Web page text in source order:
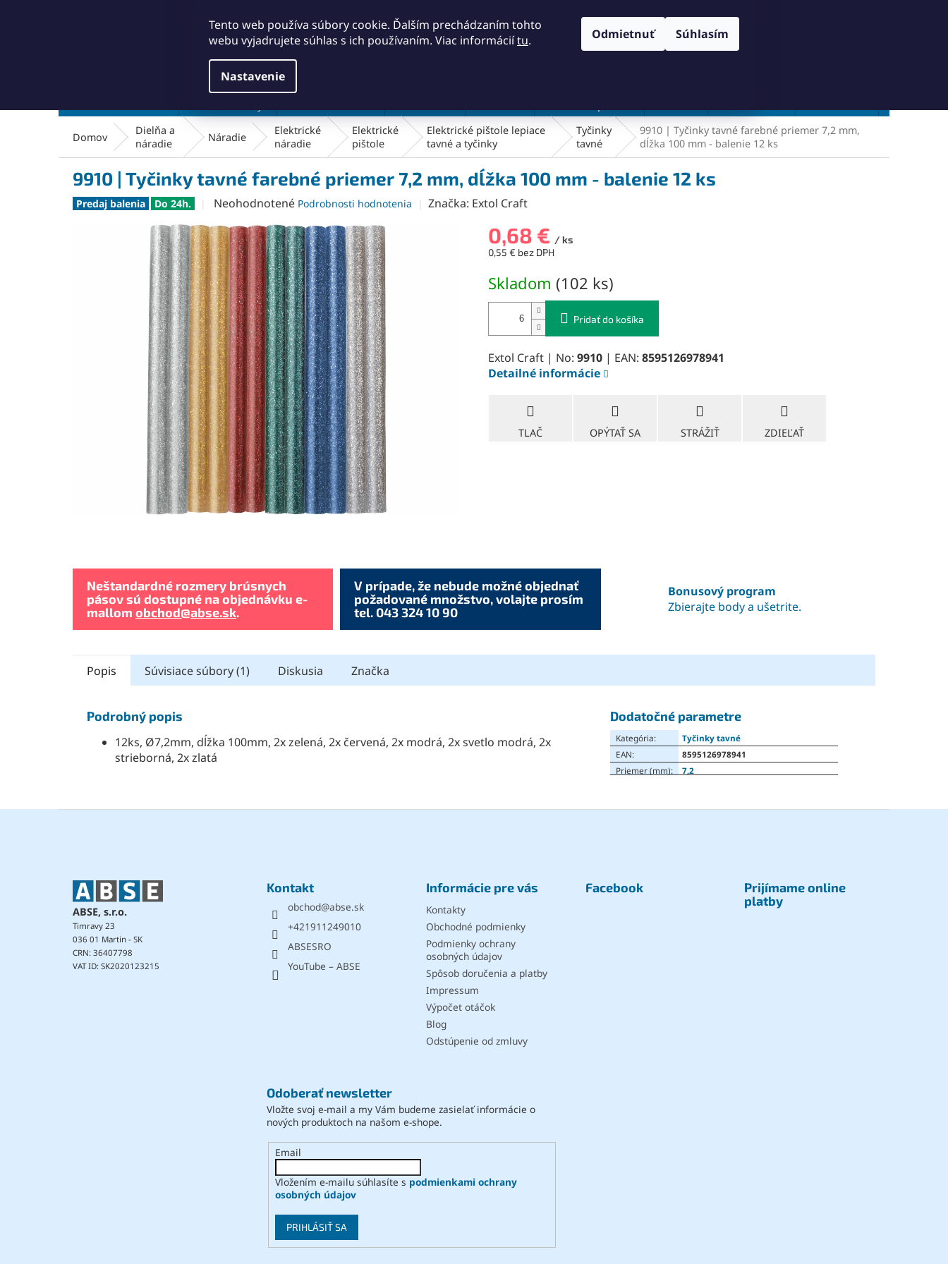
Tento web používa súbory cookie. Ďalším prechádzaním tohto
webu vyjadrujete súhlas s ich používaním. Viac informáciítu.
Nastavenie
Odmietnuť Súhlasím
Domov
Dielňa a
náradie
Náradie
Elektrické
náradie
Elektrické
pištole
Elektrické pištole lepiace
tavné a tyčinky
Tyčinky
tavné
9910 | Tyčinky tavné farebné priemer 7,2 mm,
dĺžka 100 mm - balenie 12 ks
9910 | Tyčinky tavné farebné priemer 7,2 mm, dĺžka 100 mm - balenie 12 ks
Predaj balenia Do 24h.
Priemerné
produktu
je
0,0
z
5
hviezdičiek.
Neohodnotené Podrobnosti hodnotenia Značka: Extol Craft
0,68 € / ks
0,55 € bez DPH
cena:
Skladom (102 ks)
Pridať do košíka
Extol Craft | No: 9910 | EAN: 8595126978941
Detailné informácie
TLAČ OPÝTAŤ SA STRÁŽIŤ ZDIEĽAŤ
Neštandardné rozmery brúsnych
pásov sú dostupné na objednávku e-
mallom obchod@abse.sk.
V prípade, že nebude možné objednať
požadované množstvo, volajte prosím
tel. 043 324 10 90
Bonusový program
Zbierajte body a ušetrite.
Popis Súvisiace súbory (1) Diskusia Značka
Podrobný popis
12ks, Ø7,2mm, dĺžka 100mm, 2x zelená, 2x červená, 2x modrá, 2x svetlo modrá, 2x
strieborná, 2x zlatá
Dodatočné parametre
Kategória:
Tyčinky tavné
EAN:
8595126978941
Priemer (mm): 7,2
ABSE, s.r.o.
Timravy 23
036 01 Martin - SK
CRN: 36407798
VAT ID: SK2020123215
Kontakt
obchod@abse.sk
+421911249010
ABSESRO
YouTube – ABSE
Informácie pre vás
Kontakty
Obchodné podmienky
Podmienky ochrany
osobných údajov
Spôsob doručenia a platby
Impressum
Výpočet otáčok
Blog
Odstúpenie od zmluvy
Facebook
Prijímame online
platby
Odoberať newsletter
Vložte svoj e-mail a my Vám budeme zasielať informácie o
nových produktoch na našom e-shope.
Email
Vložením e-mailu súhlasíte s podmienkami ochrany
osobných údajov
PRIHLÁSIŤ SA